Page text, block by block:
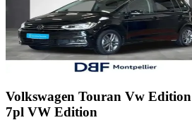
Volkswagen Touran Vw Edition
7pl VW Edition